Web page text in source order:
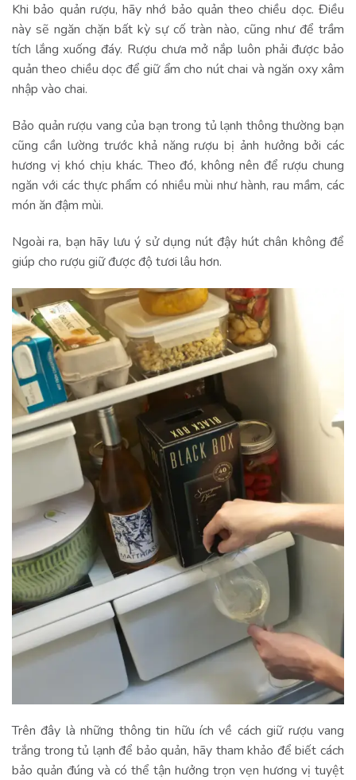
Khi bảo quản rượu, hãy nhớ bảo quản theo chiều dọc. Điều
này sẽ ngăn chặn bất kỳ sự cố tràn nào, cũng như để trầm
tích lắng xuống đáy. Rượu chưa mở nắp luôn phải được bảo
quản theo chiều dọc để giữ ẩm cho nút chai và ngăn oxy xâm
nhập vào chai.
Bảo quản rượu vang của bạn trong tủ lạnh thông thường bạn
cũng cần lường trước khả năng rượu bị ảnh hưởng bởi các
hương vị khó chịu khác. Theo đó, không nên để rượu chung
ngăn với các thực phẩm có nhiều mùi như hành, rau mầm, các
món ăn đậm mùi.
Ngoài ra, bạn hãy lưu ý sử dụng nút đậy hút chân không để
giúp cho rượu giữ được độ tươi lâu hơn.
Trên đây là những thông tin hữu ích về cách giữ rượu vang
trắng trong tủ lạnh để bảo quản, hãy tham khảo để biết cách
bảo quản đúng và có thể tận hưởng trọn vẹn hương vị tuyệt